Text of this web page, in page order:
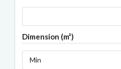
Dimension (m²)
Min